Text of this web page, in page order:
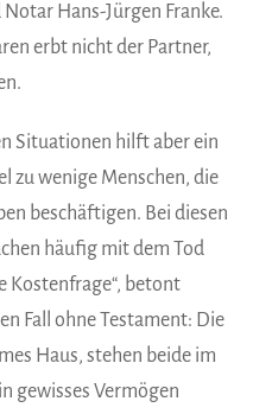
Hans-Jürgen Franke.
erbt nicht der Partner,
Situationen hilft aber ein
zu wenige Menschen, die
beschäftigen. Bei diesen
häufig mit dem Tod
Kostenfrage“, betont
Fall ohne Testament: Die
Haus, stehen beide im
gewisses Vermögen